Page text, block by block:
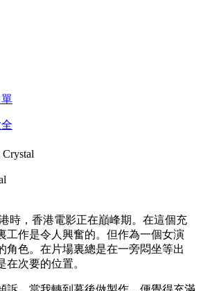
時，香港電影正在巔峰期。在這個充
工作是令人興奮的。但作為一個女演
角色。在片場裏總是在一旁悶坐等出
次要的位置。